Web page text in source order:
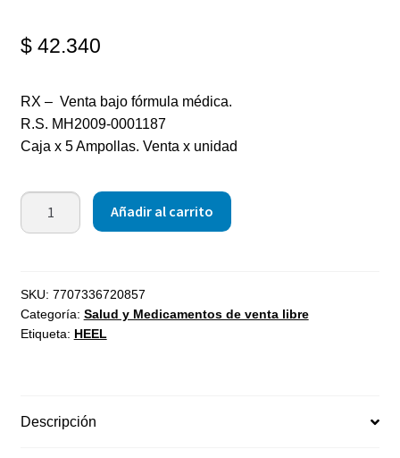
$42.340
RX – Venta bajo fórmula médica.
R.S. MH2009-0001187
Caja x 5 Ampollas. Venta x unidad
Añadir al carrito
SKU: 7707336720857
Categoría: Salud y Medicamentos de venta libre
Etiqueta: HEEL
Descripción